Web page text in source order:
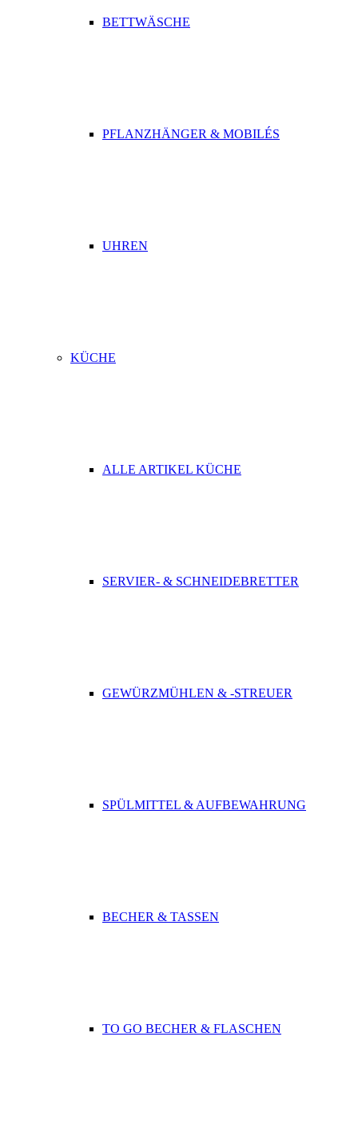
BETTWÄSCHE
PFLANZHÄNGER & MOBILÉS
UHREN
KÜCHE
ALLE ARTIKEL KÜCHE
SERVIER- & SCHNEIDEBRETTER
GEWÜRZMÜHLEN & -STREUER
SPÜLMITTEL & AUFBEWAHRUNG
BECHER & TASSEN
TO GO BECHER & FLASCHEN